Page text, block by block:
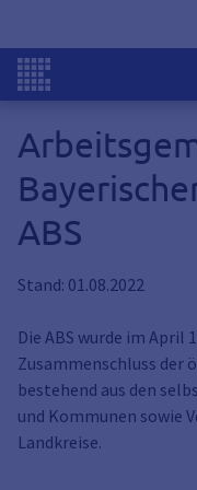
ABS
Stand: 01.08.2022
Die ABS wurde im
Zusammenschluss
bestehend aus den
und Kommunen sowie
Landkreise.